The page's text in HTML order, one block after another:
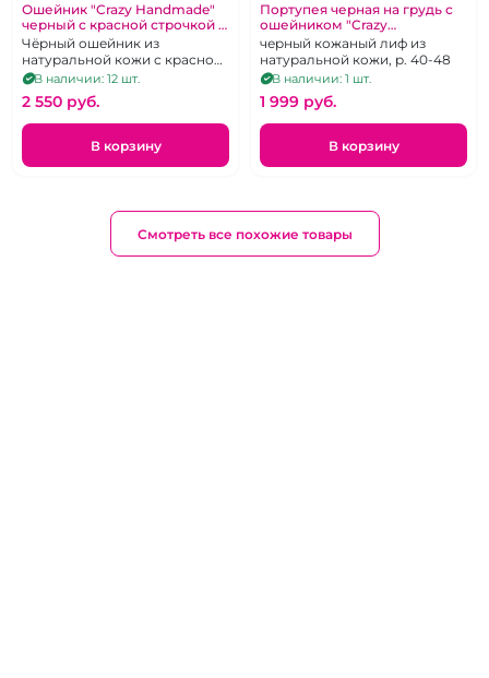
Ошейник "Crazy Handmade"
черный с красной строчкой и
поводком
Чёрный ошейник из
натуральной кожи с красной
строчкой и поводком.
В наличии: 12 шт.
2 550 pуб.
В корзину
Портупея черная на грудь с
ошейником "Crazy
Handmade" №1
черный кожаный лиф из
натуральной кожи, р. 40-48
В наличии: 1 шт.
1 999 pуб.
В корзину
Смотреть все похожие товары